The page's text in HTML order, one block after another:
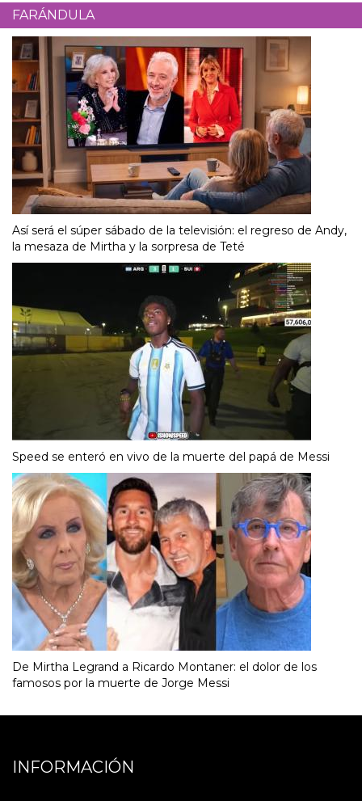
FARÁNDULA
Así será el súper sábado de la televisión: el regreso de Andy,
la mesaza de Mirtha y la sorpresa de Teté
Speed se enteró en vivo de la muerte del papá de Messi
De Mirtha Legrand a Ricardo Montaner: el dolor de los
famosos por la muerte de Jorge Messi
INFORMACIÓN